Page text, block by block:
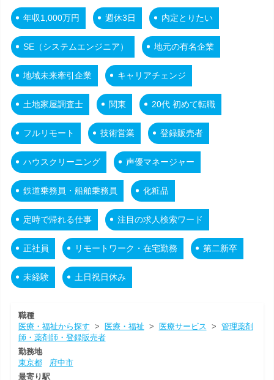
年収1,000万円 週休3日 内定とりたい
SE（システムエンジニア） 地元の有名企業
地域未来牽引企業 キャリアチェンジ
土地家屋調査士 関東 20代 初めて転職
フルリモート 技術営業 登録販売者
ハウスクリーニング 声優マネージャー
鉄道乗務員・船舶乗務員 化粧品
定時で帰れる仕事 注目の求人検索ワード
正社員 リモートワーク・在宅勤務 第二新卒
未経験 土日祝日休み
職種
医療・福祉から探す > 医療・福祉 > 医療サービス > 管理薬剤
師・薬剤師・登録販売者
勤務地
東京都
府中市
最寄り駅